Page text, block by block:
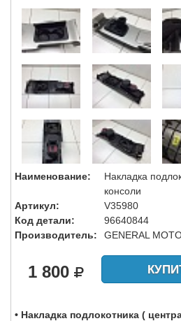
Наименование:
Накладка
консоли
Артикул:
V35980
Код детали:
96640844
Производитель:
GENERAL
1 800
• Накладка подлокотника (